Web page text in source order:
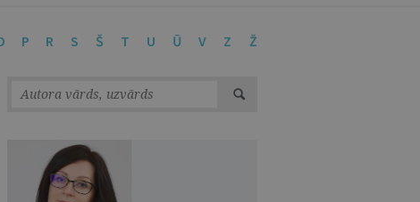
P R S Š T U Ū V Z Ž